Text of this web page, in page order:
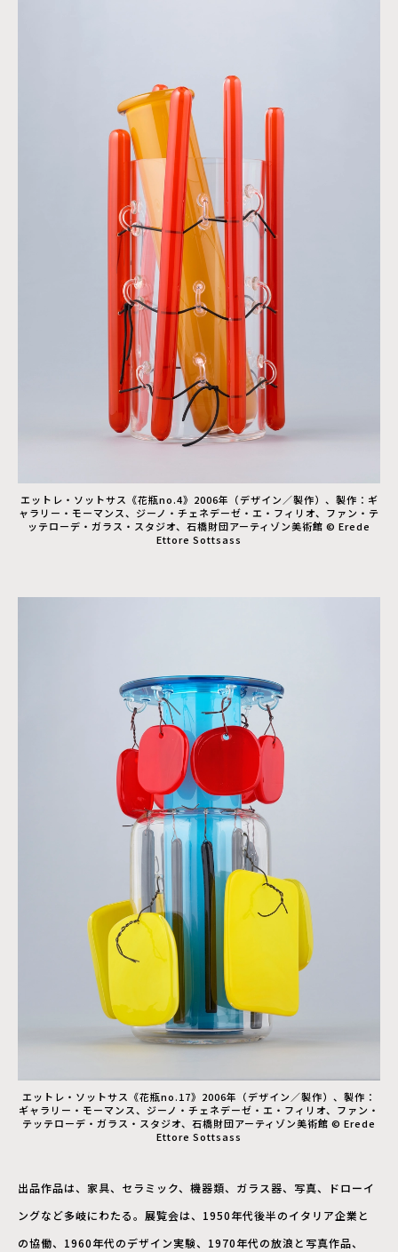
エットレ・ソットサス《花瓶no.4》2006年（デザイン／製作）、製作：ギ
ャラリー・モーマンス、ジーノ・チェネデーゼ・エ・フィリオ、ファン・テ
ッテローデ・ガラス・スタジオ、石橋財団アーティゾン美術館 © Erede
Ettore Sottsass
エットレ・ソットサス《花瓶no.17》2006年（デザイン／製作）、製作：
ギャラリー・モーマンス、ジーノ・チェネデーゼ・エ・フィリオ、ファン・
テッテローデ・ガラス・スタジオ、石橋財団アーティゾン美術館 © Erede
Ettore Sottsass
出品作品は、家具、セラミック、機器類、ガラス器、写真、ドローイ
ングなど多岐にわたる。展覧会は、1950年代後半のイタリア企業と
の協働、1960年代のデザイン実験、1970年代の放浪と写真作品、